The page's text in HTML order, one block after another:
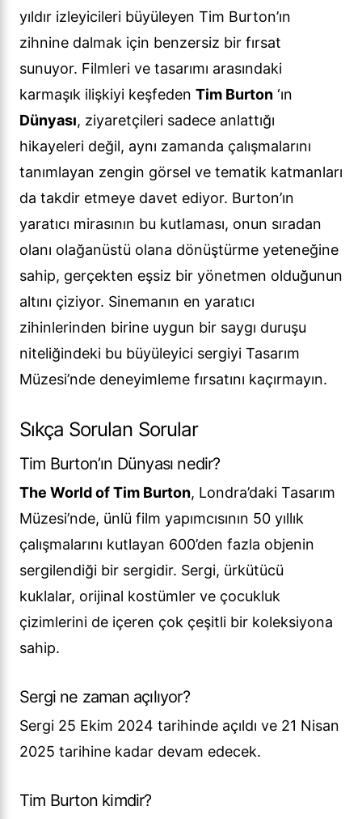
yıldır izleyicileri büyüleyen Tim Burton’ın
zihnine dalmak için benzersiz bir fırsat
sunuyor. Filmleri ve tasarımı arasındaki
karmaşık ilişkiyi keşfeden Tim Burton ‘ın
Dünyası, ziyaretçileri sadece anlattığı
hikayeleri değil, aynı zamanda çalışmalarını
tanımlayan zengin görsel ve tematik katmanları
da takdir etmeye davet ediyor. Burton’ın
yaratıcı mirasının bu kutlaması, onun sıradan
olanı olağanüstü olana dönüştürme yeteneğine
sahip, gerçekten eşsiz bir yönetmen olduğunun
altını çiziyor. Sinemanın en yaratıcı
zihinlerinden birine uygun bir saygı duruşu
niteliğindeki bu büyüleyici sergiyi Tasarım
Müzesi’nde deneyimleme fırsatını kaçırmayın.
Sıkça Sorulan Sorular
Tim Burton’ın Dünyası nedir?
The World of Tim Burton, Londra’daki Tasarım
Müzesi’nde, ünlü film yapımcısının 50 yıllık
çalışmalarını kutlayan 600’den fazla objenin
sergilendiği bir sergidir. Sergi, ürkütücü
kuklalar, orijinal kostümler ve çocukluk
çizimlerini de içeren çok çeşitli bir koleksiyona
sahip.
Sergi ne zaman açılıyor?
Sergi 25 Ekim 2024 tarihinde açıldı ve 21 Nisan
2025 tarihine kadar devam edecek.
Tim Burton kimdir?